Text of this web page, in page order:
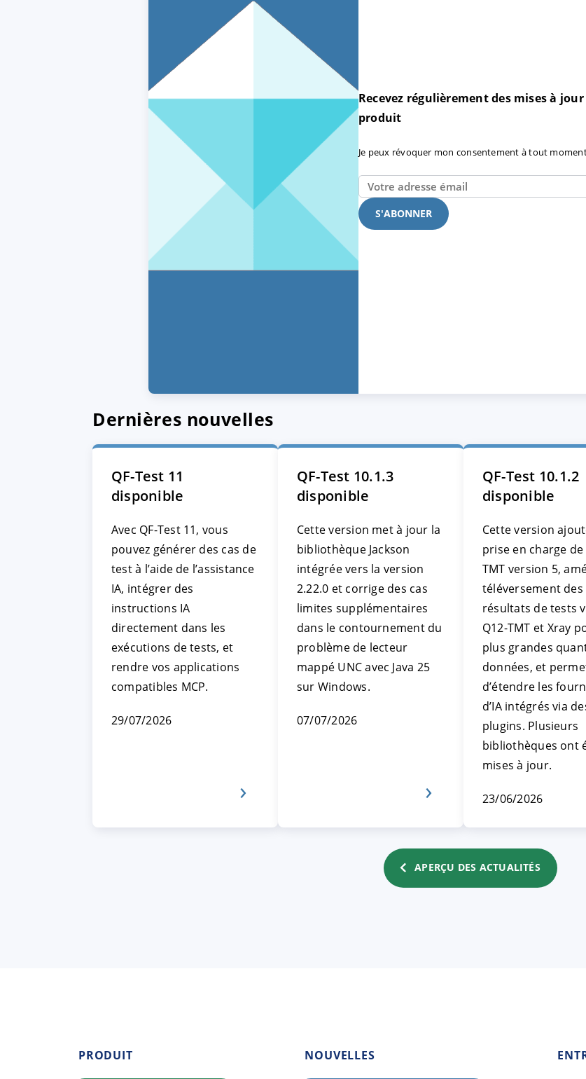
Recevez régulièrement des mises à
produit
Je peux révoquer mon consentement à tout
Dernières nouvelles
QF-Test 11
disponible
Avec QF-Test 11, vous
pouvez générer des cas de
test à l’aide de l’assistance
IA, intégrer des
instructions IA
directement dans les
exécutions de tests, et
rendre vos applications
compatibles MCP.
29/07/2026
QF-Test 10.1.3
disponible
Cette version met à jour la
bibliothèque Jackson
intégrée vers la version
2.22.0 et corrige des cas
limites supplémentaires
dans le contournement du
problème de lecteur
mappé UNC avec Java 25
sur Windows.
07/07/2026
QF-Test 10.1.2
disponible
Cette version
prise en charge de
TMT version 5,
téléversement des
résultats de tests
Q12-TMT et Xray
plus grandes
données, et
d’étendre les
d’IA intégrés via
plugins. Plusieurs
bibliothèques ont
mises à jour.
23/06/2026
APERÇU DES ACTUALITÉS
PRODUIT NOUVELLES